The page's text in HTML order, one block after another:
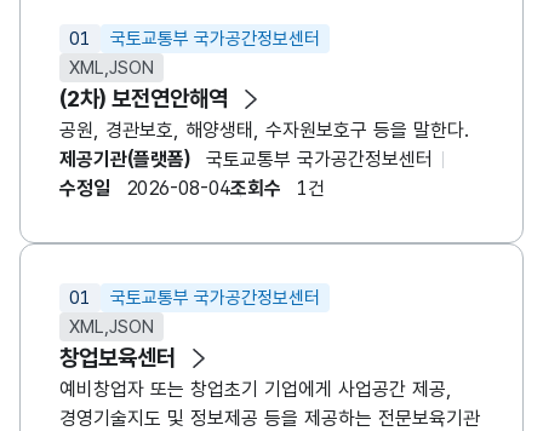
01
국토교통부 국가공간정보센터
XML,JSON
(2차) 보전연안해역
공원, 경관보호, 해양생태, 수자원보호구 등을 말한다.
제공기관(플랫폼)
국토교통부 국가공간정보센터
수정일
2026-08-04조회수 1건
01
국토교통부 국가공간정보센터
XML,JSON
창업보육센터
예비창업자 또는 창업초기 기업에게 사업공간 제공,
경영기술지도 및 정보제공 등을 제공하는 전문보육기관